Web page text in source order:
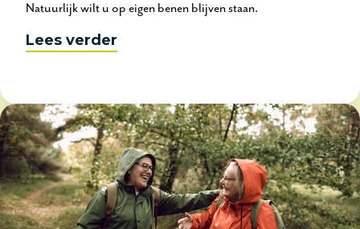
Natuurlijk wilt u op eigen benen blijven staan.
Lees verder